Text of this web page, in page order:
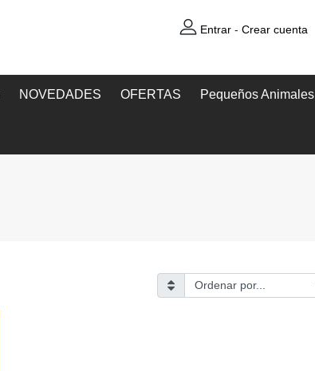
Entrar- Crear cuenta
NOVEDADES OFERTAS Pequeños Animales